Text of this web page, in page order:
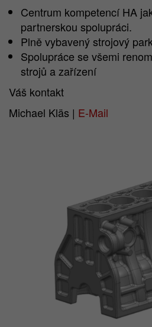
Centrum kompetencí HA
partnerskou spolupráci.
Plně vybavený strojový
Spolupráce se všemi
strojů a zařízení
Váš kontakt
Michael Kläs | E-Mail